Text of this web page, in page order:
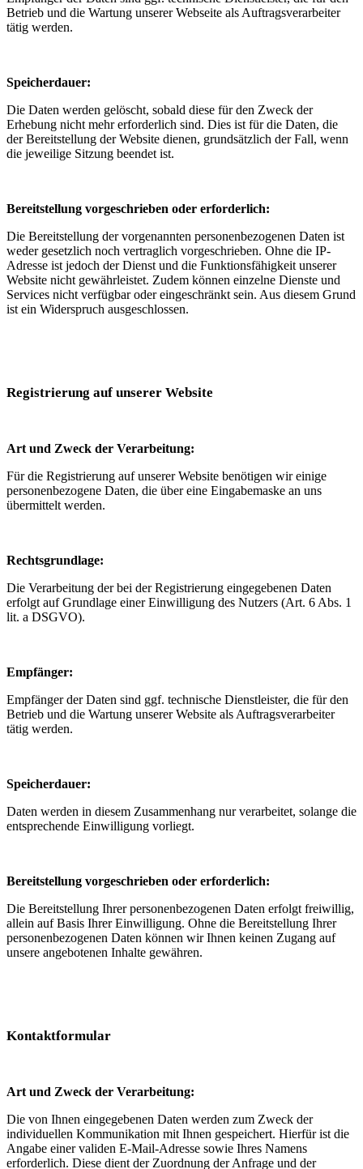
Betrieb und die Wartung unserer Webseite als Auftragsverarbeiter
tätig werden.
Speicherdauer:
Die Daten werden gelöscht, sobald diese für den Zweck der
Erhebung nicht mehr erforderlich sind. Dies ist für die Daten, die
der Bereitstellung der Website dienen, grundsätzlich der Fall, wenn
die jeweilige Sitzung beendet ist.
Bereitstellung vorgeschrieben oder erforderlich:
Die Bereitstellung der vorgenannten personenbezogenen Daten ist
weder gesetzlich noch vertraglich vorgeschrieben. Ohne die IP-
Adresse ist jedoch der Dienst und die Funktionsfähigkeit unserer
Website nicht gewährleistet. Zudem können einzelne Dienste und
Services nicht verfügbar oder eingeschränkt sein. Aus diesem Grund
ist ein Widerspruch ausgeschlossen.
Registrierung auf unserer Website
Art und Zweck der Verarbeitung:
Für die Registrierung auf unserer Website benötigen wir einige
personenbezogene Daten, die über eine Eingabemaske an uns
übermittelt werden.
Rechtsgrundlage:
Die Verarbeitung der bei der Registrierung eingegebenen Daten
erfolgt auf Grundlage einer Einwilligung des Nutzers (Art. 6 Abs. 1
lit. a DSGVO).
Empfänger:
Empfänger der Daten sind ggf. technische Dienstleister, die für den
Betrieb und die Wartung unserer Website als Auftragsverarbeiter
tätig werden.
Speicherdauer:
Daten werden in diesem Zusammenhang nur verarbeitet, solange die
entsprechende Einwilligung vorliegt.
Bereitstellung vorgeschrieben oder erforderlich:
Die Bereitstellung Ihrer personenbezogenen Daten erfolgt freiwillig,
allein auf Basis Ihrer Einwilligung. Ohne die Bereitstellung Ihrer
personenbezogenen Daten können wir Ihnen keinen Zugang auf
unsere angebotenen Inhalte gewähren.
Kontaktformular
Art und Zweck der Verarbeitung:
Die von Ihnen eingegebenen Daten werden zum Zweck der
individuellen Kommunikation mit Ihnen gespeichert. Hierfür ist die
Angabe einer validen E-Mail-Adresse sowie Ihres Namens
erforderlich. Diese dient der Zuordnung der Anfrage und der